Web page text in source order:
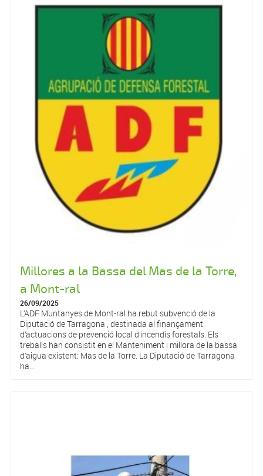
Millores a la Bassa del Mas de la Torre,
a Mont-ral
26/09/2025
L’ADF Muntanyes de Mont-ral ha rebut subvenció de la
Diputació de Tarragona , destinada al finançament
d’actuacions de prevenció local d’incendis forestals. Els
treballs han consistit en el Manteniment i millora de la bassa
d’aigua existent: Mas de la Torre. La Diputació de Tarragona
ha...